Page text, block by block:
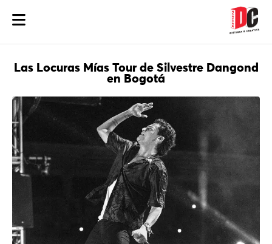
Las Locuras Mías Tour de Silvestre Dangond
en Bogotá